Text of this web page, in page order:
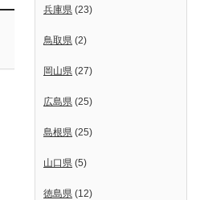
兵庫県 (23)
鳥取県 (2)
岡山県 (27)
広島県 (25)
島根県 (25)
山口県 (5)
徳島県 (12)